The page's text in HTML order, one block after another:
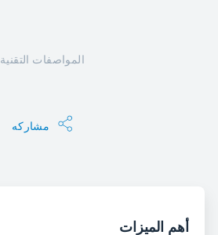
المواصفات التقنية
مشاركه
أهم الميزات